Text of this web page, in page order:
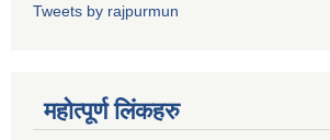
Tweets by rajpurmun
महोत्पूर्ण लिंकहरु